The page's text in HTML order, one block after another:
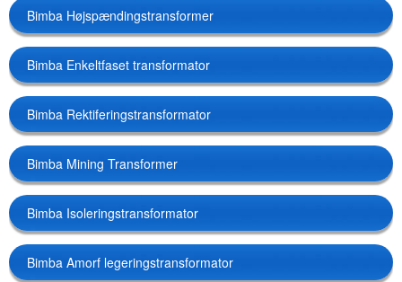
Bimba Højspændingstransformer
Bimba Enkeltfaset transformator
Bimba Rektiferingstransformator
Bimba Mining Transformer
Bimba Isoleringstransformator
Bimba Amorf legeringstransformator